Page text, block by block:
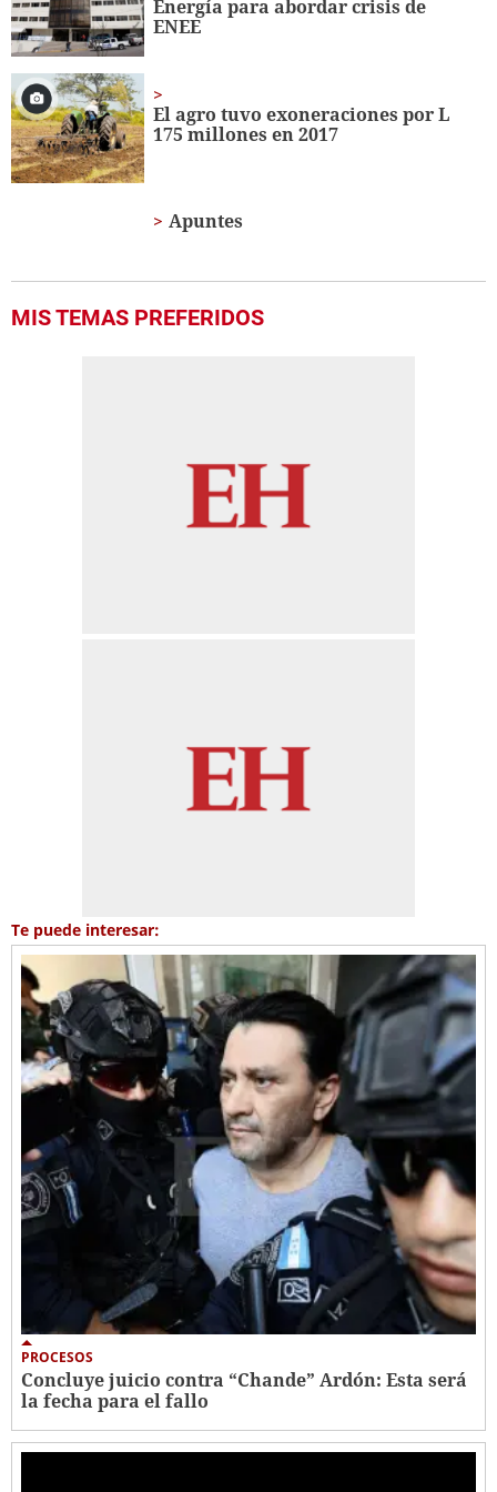
seconds
Energía para abordar crisis de
ENEE
El agro tuvo exoneraciones por L
175 millones en 2017
Apuntes
MIS TEMAS PREFERIDOS
Te puede interesar:
PROCESOS
Concluye juicio contra “Chande” Ardón: Esta será
la fecha para el fallo